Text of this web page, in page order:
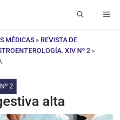
MÉDICAS » REVISTA DE
XIV Nº 2 »
2
alta